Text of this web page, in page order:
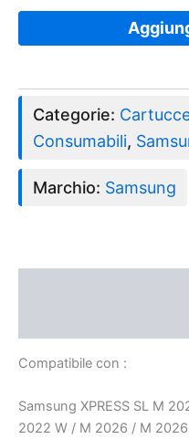
Categorie:
Consumabili,
Marchio: Samsung
Compatibile con :
Samsung XPRESS SL M
2022 W / M 2026 / M